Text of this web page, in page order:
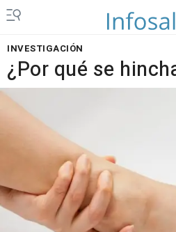
INVESTIGACIÓN
¿Por qué se